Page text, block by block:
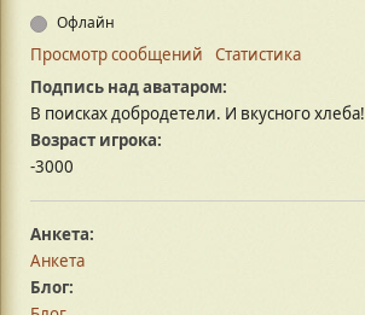
Офлайн
Просмотр сообщений
Статистика
Подпись над аватаром:
В поисках добродетели. И вкусного хлеба!
Возраст игрока:
-3000
Анкета:
Анкета
Блог: